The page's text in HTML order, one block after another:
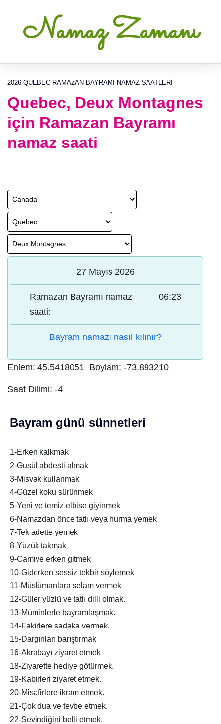
Namaz Zamanı
2026 QUEBEC RAMAZAN BAYRAMI NAMAZ SAATLERI
Quebec, Deux Montagnes
için Ramazan Bayramı
namaz saati
27 Mayıs 2026
Ramazan Bayramı namaz
saati:
06:23
Bayram namazı nasıl kılınır?
Enlem: 45.5418051 Boylam: -73.893210
Saat Dilimi: -4
Bayram günü sünnetleri
1-Erken kalkmak
2-Gusül abdesti almak
3-Misvak kullanmak
4-Güzel koku sürünmek
5-Yeni ve temiz elbise giyinmek
6-Namazdan önce tatlı veya hurma yemek
7-Tek adette yemek
8-Yüzük takmak
9-Camiye erken gitmek
10-Giderken sessiz tekbir söylemek
11-Müslümanlara selam vermek
12-Güler yüzlü ve tatlı dilli olmak.
13-Müminlerle bayramlaşmak.
14-Fakirlere sadaka vermek.
15-Dargınları barıştırmak
16-Akrabayı ziyaret etmek
18-Ziyarette hediye götürmek.
19-Kabirleri ziyaret etmek.
20-Misafirlere ikram etmek.
21-Çok dua ve tevbe etmek.
22-Sevindiğini belli etmek.